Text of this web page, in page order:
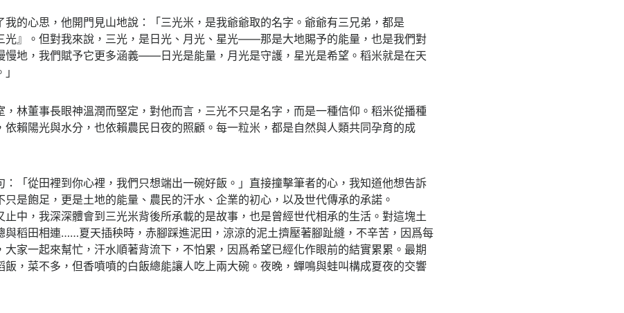
我的心思，他開門見山地說：「三光米，是我爺爺取的名字。爺爺有三兄弟，都是
光』。但對我來說，三光，是日光、月光、星光——那是大地賜予的能量，也是我們對
慢地，我們賦予它更多涵義——日光是能量，月光是守護，星光是希望。稻米就是在天
，林董事長眼神溫潤而堅定，對他而言，三光不只是名字，而是一種信仰。稻米從播種
依賴陽光與水分，也依賴農民日夜的照顧。每一粒米，都是自然與人類共同孕育的成
：「從田裡到你心裡，我們只想端出一碗好飯。」直接撞擊筆者的心，我知道他想告訴
是飽足，更是土地的能量、農民的汗水、企業的初心，以及世代傳承的承諾。
止中，我深深體會到三光米背後所承載的是故事，也是曾經世代相承的生活。對這塊土
與稻田相連……夏天插秧時，赤腳踩進泥田，涼涼的泥土擠壓著腳趾縫，不辛苦，因爲每
大家一起來幫忙，汗水順著背流下，不怕累，因爲希望已經化作眼前的結實累累。最期
飯，菜不多，但香噴噴的白飯總能讓人吃上兩大碗。夜晚，蟬鳴與蛙叫構成夏夜的交響